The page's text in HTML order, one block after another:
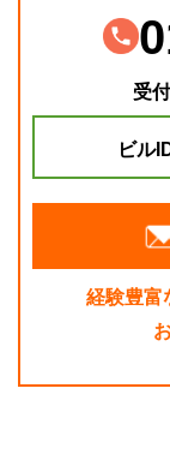
受
ビル
経験豊富